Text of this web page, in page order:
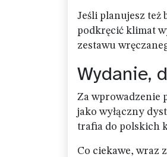
Jeśli planujesz też
podkręcić klimat
zestawu
Wydanie,
Za wprowadzenie
jako wyłączny
trafia do polskich
Co ciekawe, wraz